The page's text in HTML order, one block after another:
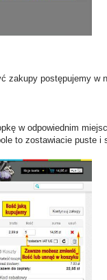
zakupy postępujemy w
w odpowiednim
to zostawiacie puste i